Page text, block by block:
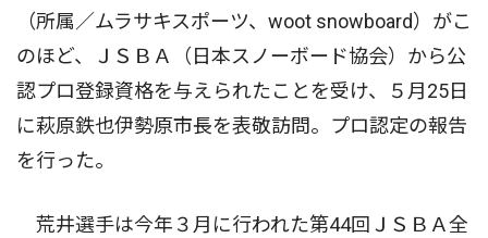
（所属／ムラサキスポーツ、woot snowboard）がこ
のほど、ＪＳＢＡ（日本スノーボード協会）から公
認プロ登録資格を与えられたことを受け、５月25日
に萩原鉄也伊勢原市長を表敬訪問。プロ認定の報告
を行った。
荒井選手は今年３月に行われた第44回ＪＳＢＡ全